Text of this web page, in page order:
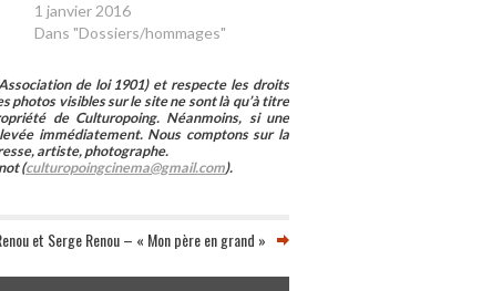
1 janvier 2016
Dans "Dossiers/hommages"
de loi 1901) et respecte les droits
photos visibles sur le site ne sont là qu’à titre
de Culturopoing. Néanmoins, si une
immédiatement. Nous comptons sur la
artiste, photographe.
(culturopoingcinema@gmail.com).
et Serge Renou – « Mon père en grand »